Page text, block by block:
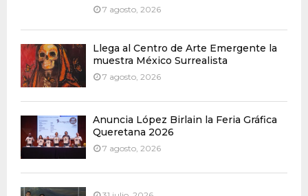
7 agosto, 2026
Llega al Centro de Arte Emergente la
muestra México Surrealista
7 agosto, 2026
Anuncia López Birlain la Feria Gráfica
Queretana 2026
7 agosto, 2026